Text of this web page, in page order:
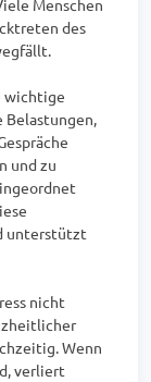
Menschen
des
wichtige
Belastungen,
und zu
unterstützt
nicht
Wenn
verliert